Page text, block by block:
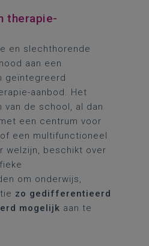
therapie-
en slechthorende
aan een
geïntegreerd
aanbod. Het
de school, al dan
een centrum voor
een multifunctioneel
welzijn, beschikt over
om onderwijs,
zo gedifferentieerd
mogelijk aan te